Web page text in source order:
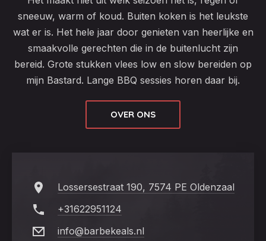
sneeuw, warm of koud. Buiten koken is het leukste
wat er is. Het hele jaar door genieten van heerlijke en
smaakvolle gerechten die in de buitenlucht zijn
bereid. Grote stukken vlees low en slow bereiden op
mijn Bastard. Lange BBQ sessies horen daar bij.
OVER ONS
Lossersestraat 190, 7574 PE Oldenzaal
+31622951124
info@barbekeals.nl